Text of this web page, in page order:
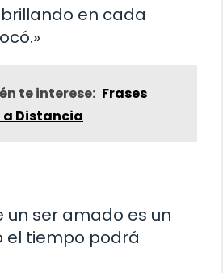
brillando en cada
te interese: Frases
a Distancia
un ser amado es un
el tiempo podrá